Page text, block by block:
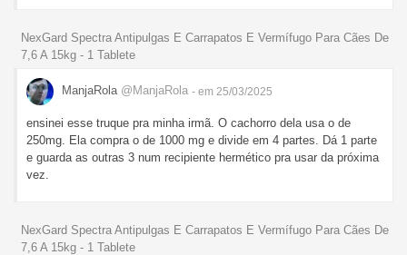
NexGard Spectra Antipulgas E Carrapatos E Vermífugo Para Cães De
7,6 A 15kg - 1 Tablete
ManjaRola @ManjaRola - em 25/03/2025
ensinei esse truque pra minha irmã. O cachorro dela usa o de
250mg. Ela compra o de 1000 mg e divide em 4 partes. Dá 1 parte
e guarda as outras 3 num recipiente hermético pra usar da próxima
vez.
NexGard Spectra Antipulgas E Carrapatos E Vermífugo Para Cães De
7,6 A 15kg - 1 Tablete